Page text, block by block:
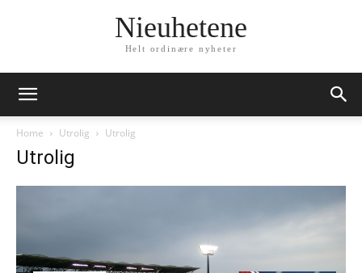
Nieuhetene
Helt ordinære nyheter
Home Utrolig Utrolig
Utrolig